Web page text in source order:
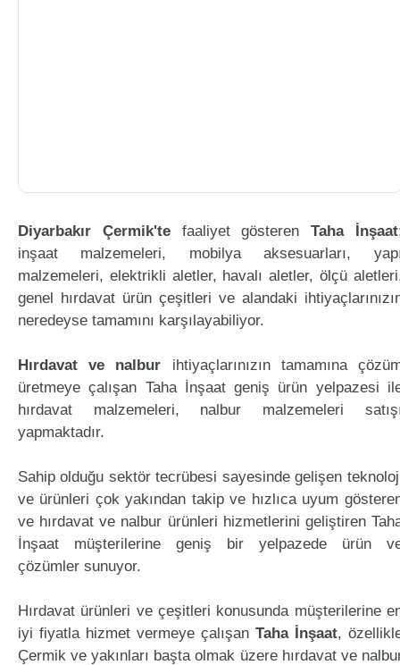
Diyarbakır Çermik'tefaaliyet gösterenTaha İnşaat
inşaat malzemeleri, mobilya aksesuarları,
malzemeleri, elektrikli aletler, havalı aletler, ölçü
genel hırdavat ürün çeşitleri ve alandaki
neredeyse tamamını karşılayabiliyor.
Hırdavat ve nalbur ihtiyaçlarınızın tamamına
üretmeye çalışan Taha İnşaat geniş ürün yelpazesi
hırdavat malzemeleri, nalbur malzemeleri
yapmaktadır.
Sahip olduğu sektör tecrübesi sayesinde gelişen
ve ürünleri çok yakından takip ve hızlıca uyum
ve hırdavat ve nalbur ürünleri hizmetlerini geliştiren
İnşaat müşterilerine geniş bir yelpazede ürün
çözümler sunuyor.
Hırdavat ürünleri ve çeşitleri konusunda müşterilerine
iyi fiyatla hizmet vermeye çalışan Taha İnşaat,
Çermik ve yakınları başta olmak üzere hırdavat ve